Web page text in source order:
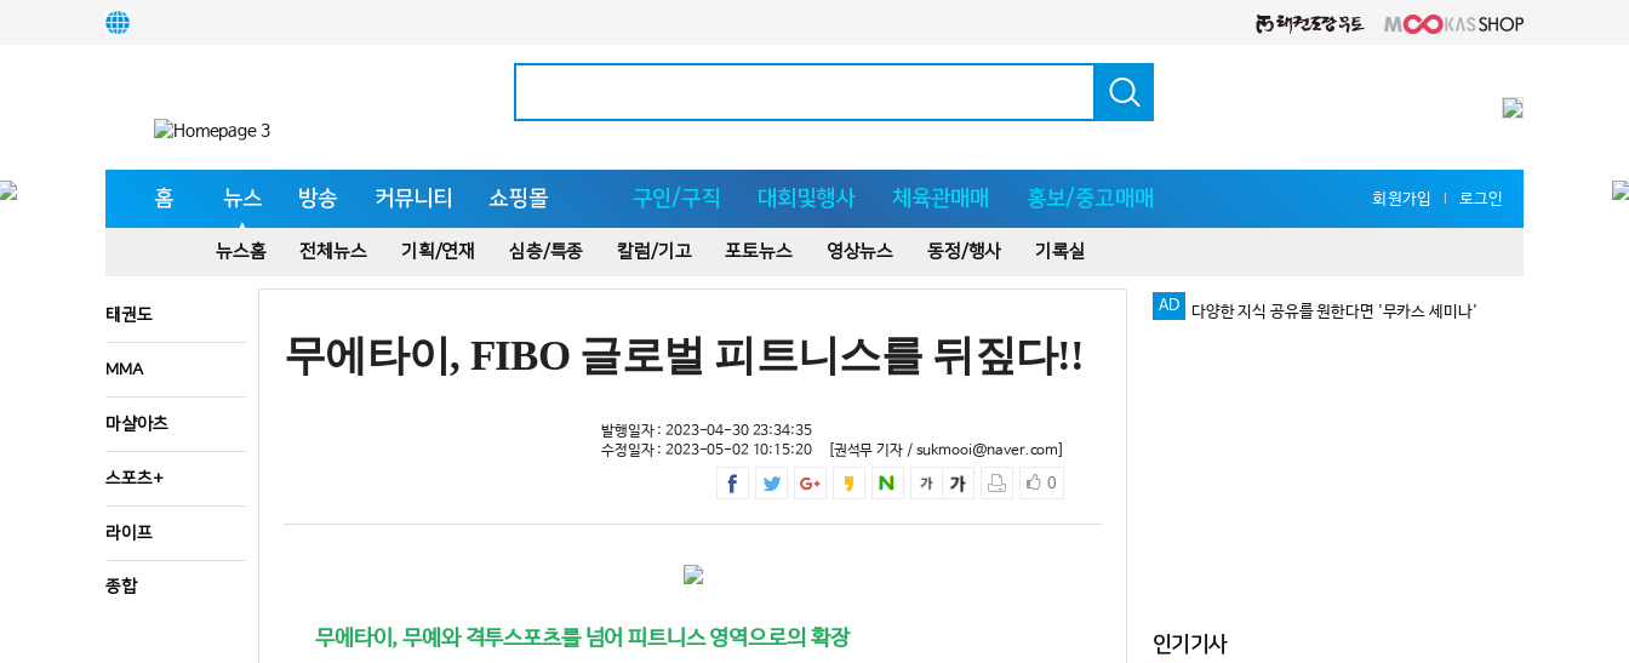
홈 뉴스 방송 커뮤니티 쇼핑몰 구인/구직 대회및행사 체육관매매 홍보/중고매매 회원가입 l 로그인
뉴스홈 전체뉴스 기획/연재 심층/특종 칼럼/기고 포토뉴스 영상뉴스 동정/행사 기록실
태권도
MMA
마샬아츠
스포츠+
라이프
종합
무에타이, FIBO 글로벌 피트니스를 뒤짚다!!
발행일자 : 2023-04-30 23:34:35
수정일자 : 2023-05-02 10:15:20
[권석무 기자 / sukmooi@naver.com]
0
무에타이, 무예와 격투스포츠를 넘어 피트니스 영역으로의 확장
AD 다양한 지식 공유를 원한다면 '무카스 세미나'
인기기사